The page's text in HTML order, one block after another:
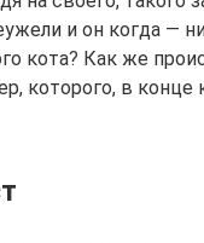
и он когда —
кота? Как же
которого, в конце